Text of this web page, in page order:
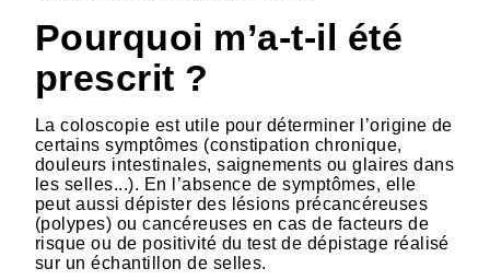
Pourquoi m’a-t-il été
prescrit ?
La coloscopie est utile pour déterminer l’origine de
certains symptômes (constipation chronique,
douleurs intestinales, saignements ou glaires dans
les selles...). En l’absence de symptômes, elle
peut aussi dépister des lésions précancéreuses
(polypes) ou cancéreuses en cas de facteurs de
risque ou de positivité du test de dépistage réalisé
sur un échantillon de selles.